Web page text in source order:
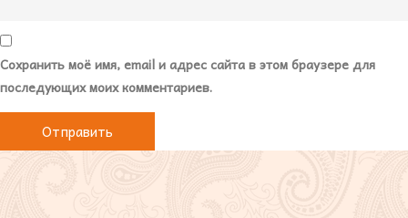
Сохранить моё имя, email и адрес сайта в этом браузере для
последующих моих комментариев.